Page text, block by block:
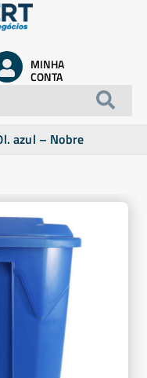
MINHA
CONTA
azul – Nobre